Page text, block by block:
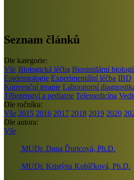
Seznam článků
Dle kategorie:
Vše Biologická léčba Biosimilární
Epidemiologie Experimentální léčba IBD
Konvenční terapie Laboratorní
Těhotenství a pediatrie Telemedicína
Dle ročníku:
Vše 2015 2016 2017 2018 2019 2020
Dle autora:
Vše
MUDr. Dana Ďuricová, Ph.D.
MUDr. Kristýna Kubíčková, Ph.D.